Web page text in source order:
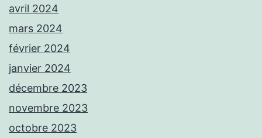
avril 2024
mars 2024
février 2024
janvier 2024
décembre 2023
novembre 2023
octobre 2023